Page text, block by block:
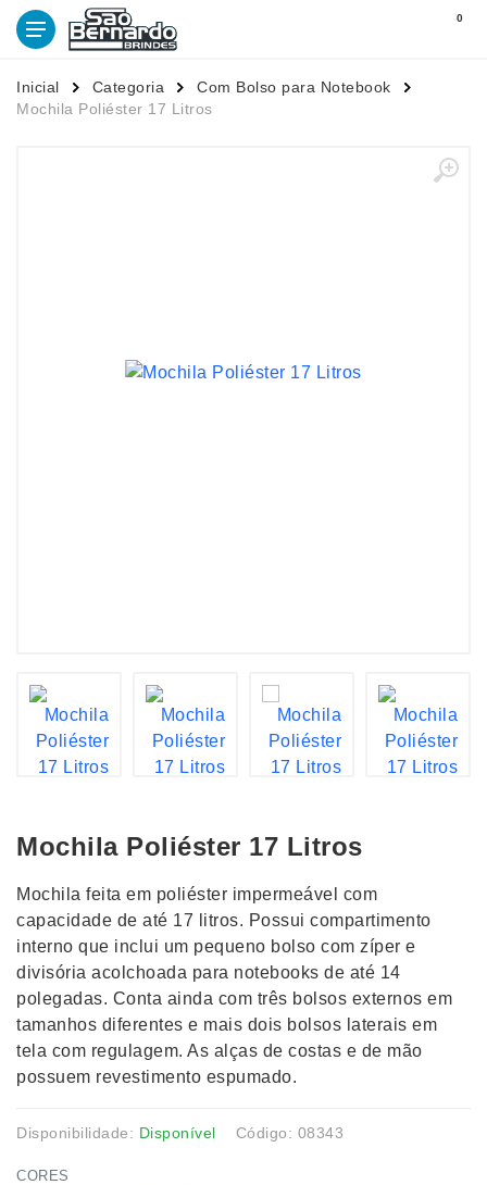
0
Inicial Categoria
Com Bolso para Notebook
Mochila Poliéster 17 Litros
Mochila Poliéster 17 Litros
Mochila feita em poliéster impermeável com
capacidade de até 17 litros. Possui compartimento
interno que inclui um pequeno bolso com zíper e
divisória acolchoada para notebooks de até 14
polegadas. Conta ainda com três bolsos externos em
tamanhos diferentes e mais dois bolsos laterais em
tela com regulagem. As alças de costas e de mão
possuem revestimento espumado.
Disponibilidade: Disponível Código: 08343
CORES